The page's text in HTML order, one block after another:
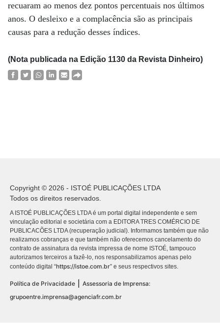
recuaram ao menos dez pontos percentuais nos últimos
anos. O desleixo e a complacência são as principais
causas para a redução desses índices.
(Nota publicada na Edição 1130 da Revista Dinheiro)
Copyright © 2026 - ISTOÉ PUBLICAÇÕES LTDA
Todos os direitos reservados.
A ISTOÉ PUBLICAÇÕES LTDA é um portal digital independente e sem
vinculação editorial e societária com a EDITORA TRES COMÉRCIO DE
PUBLICACÕES LTDA (recuperação judicial). Informamos também que não
realizamos cobranças e que também não oferecemos cancelamento do
contrato de assinatura da revista impressa de nome ISTOÉ, tampouco
autorizamos terceiros a fazê-lo, nos responsabilizamos apenas pelo
conteúdo digital “https://istoe.com.br” e seus respectivos sites.
Política de Privacidade
Assessoria de Imprensa:
grupoentre.imprensa@agenciafr.com.br